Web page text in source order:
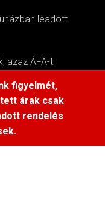
figyelmét,
árak csak
rendelés
leadott
azaz ÁFA-t